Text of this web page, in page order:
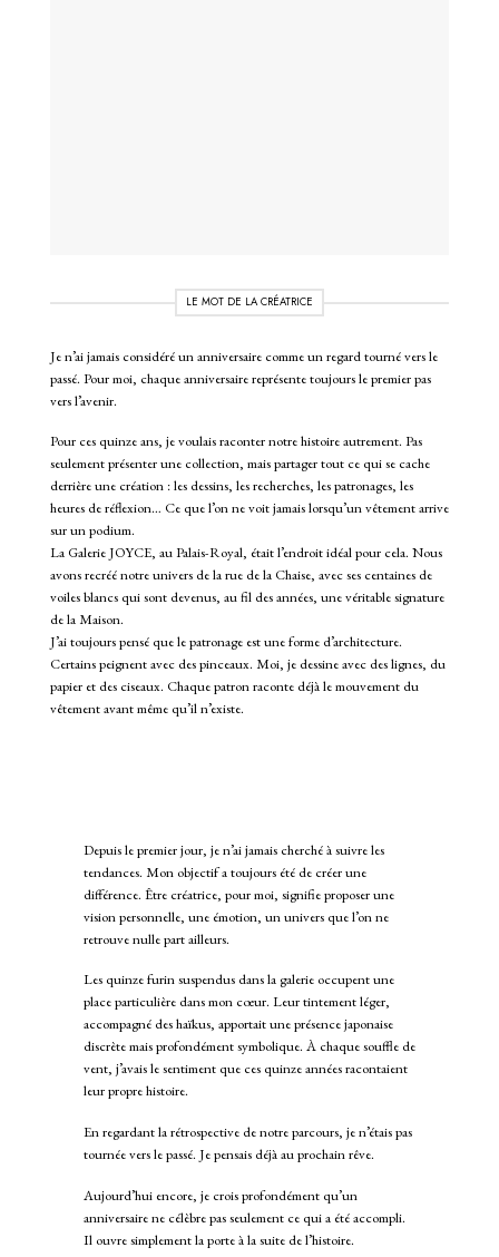
LE MOT DE LA CRÉATRICE
Je n’ai jamais considéré un anniversaire comme un regard tourné vers le
passé. Pour moi, chaque anniversaire représente toujours le premier pas
vers l’avenir.
Pour ces quinze ans, je voulais raconter notre histoire autrement. Pas
seulement présenter une collection, mais partager tout ce qui se cache
derrière une création : les dessins, les recherches, les patronages, les
heures de réflexion… Ce que l’on ne voit jamais lorsqu’un vêtement arrive
sur un podium.
La Galerie JOYCE, au Palais-Royal, était l’endroit idéal pour cela. Nous
avons recréé notre univers de la rue de la Chaise, avec ses centaines de
voiles blancs qui sont devenus, au fil des années, une véritable signature
de la Maison.
J’ai toujours pensé que le patronage est une forme d’architecture.
Certains peignent avec des pinceaux. Moi, je dessine avec des lignes, du
papier et des ciseaux. Chaque patron raconte déjà le mouvement du
vêtement avant même qu’il n’existe.
Depuis le premier jour, je n’ai jamais cherché à suivre les
tendances. Mon objectif a toujours été de créer une
différence. Être créatrice, pour moi, signifie proposer une
vision personnelle, une émotion, un univers que l’on ne
retrouve nulle part ailleurs.
Les quinze furin suspendus dans la galerie occupent une
place particulière dans mon cœur. Leur tintement léger,
accompagné des haïkus, apportait une présence japonaise
discrète mais profondément symbolique. À chaque souffle de
vent, j’avais le sentiment que ces quinze années racontaient
leur propre histoire.
En regardant la rétrospective de notre parcours, je n’étais pas
tournée vers le passé. Je pensais déjà au prochain rêve.
Aujourd’hui encore, je crois profondément qu’un
anniversaire ne célèbre pas seulement ce qui a été accompli.
Il ouvre simplement la porte à la suite de l’histoire.